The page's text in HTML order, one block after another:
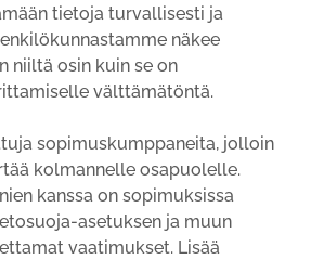
tietoja turvallisesti ja
näkee
niiltä osin kuin se on
välttämätöntä.
sopimuskumppaneita, jolloin
kolmannelle osapuolelle.
kanssa on sopimuksissa
asetuksen ja muun
vaatimukset. Lisää